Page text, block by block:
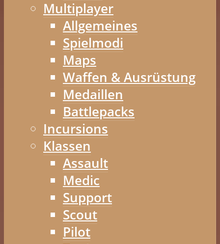
Multiplayer
Allgemeines
Spielmodi
Maps
Waffen & Ausrüstung
Medaillen
Battlepacks
Incursions
Klassen
Assault
Medic
Support
Scout
Pilot